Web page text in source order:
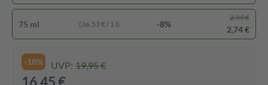
75 ml (36,53 € / 1 l) -8%
2,99 €
2,74 €
-18% UVP: 19,95 €
16,45 €